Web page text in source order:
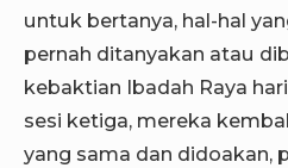
untuk bertanya, hal-hal
pernah ditanyakan atau
kebaktian Ibadah Raya
sesi ketiga, mereka
yang sama dan didoakan,